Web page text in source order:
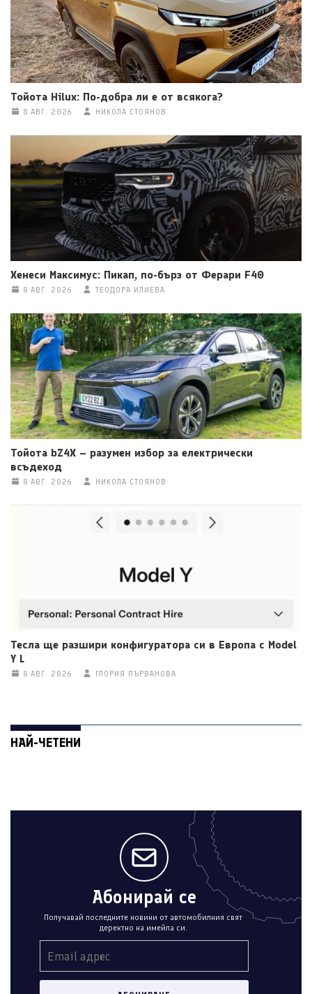
Тойота Hilux: По-добра ли е от всякога?
8 АВГ. 2026 НИКОЛА СТОЯНОВ
Хенеси Максимус: Пикап, по-бърз от Ферари F40
8 АВГ. 2026 ТЕОДОРА ИЛИЕВА
Тойота bZ4X – разумен избор за електрически
всъдеход
8 АВГ. 2026 НИКОЛА СТОЯНОВ
Тесла ще разшири конфигуратора си в Европа с Model
Y L
8 АВГ. 2026 ГЛОРИЯ ПЪРВАНОВА
НАЙ-ЧЕТЕНИ
Абонирай се
Получавай последните новини от автомобилния свят
деректно на имейла си.